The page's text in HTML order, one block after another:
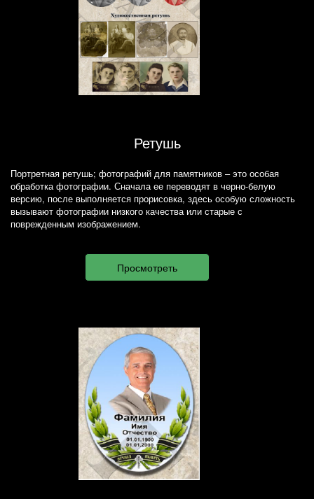
Ретушь
Портретная ретушь; фотографий для памятников – это особая
обработка фотографии. Сначала ее переводят в черно-белую
версию, после выполняется прорисовка, здесь особую сложность
вызывают фотографии низкого качества или старые с
поврежденным изображением.